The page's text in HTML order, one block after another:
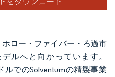
ロー・ファイバー・ろ過市
ルへと向かっています。
ルでのSolventumの精製事業